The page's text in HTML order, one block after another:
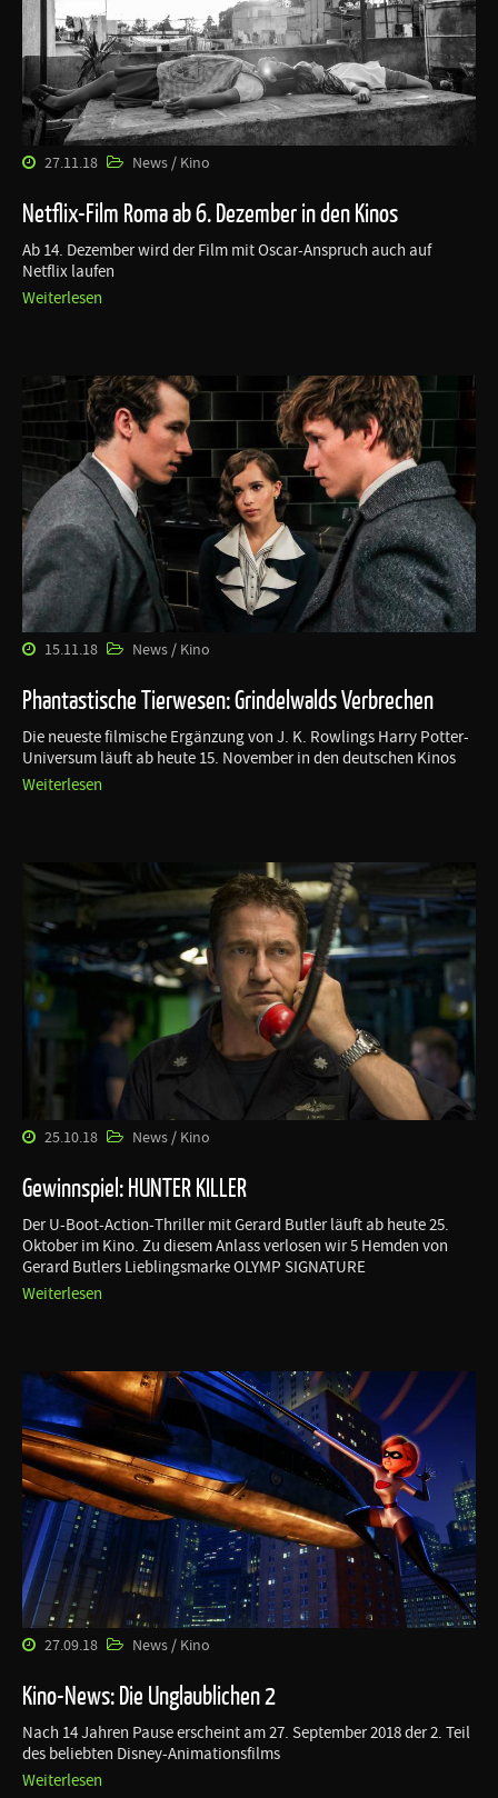
27.11.18 News / Kino
Netflix-Film Roma ab 6. Dezember in den Kinos
Ab 14. Dezember wird der Film mit Oscar-Anspruch auch auf
Netflix laufen
Weiterlesen
15.11.18 News / Kino
Phantastische Tierwesen: Grindelwalds Verbrechen
Die neueste filmische Ergänzung von J. K. Rowlings Harry Potter-
Universum läuft ab heute 15. November in den deutschen Kinos
Weiterlesen
25.10.18 News / Kino
Gewinnspiel: HUNTER KILLER
Der U-Boot-Action-Thriller mit Gerard Butler läuft ab heute 25.
Oktober im Kino. Zu diesem Anlass verlosen wir 5 Hemden von
Gerard Butlers Lieblingsmarke OLYMP SIGNATURE
Weiterlesen
27.09.18 News / Kino
Kino-News: Die Unglaublichen 2
Nach 14 Jahren Pause erscheint am 27. September 2018 der 2. Teil
des beliebten Disney-Animationsfilms
Weiterlesen